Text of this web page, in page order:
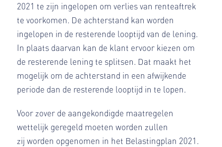
2021 te zijn ingelopen om verlies van renteaftrek
te voorkomen. De achterstand kan worden
ingelopen in de resterende looptijd van de lening.
In plaats daarvan kan de klant ervoor kiezen om
de resterende lening te splitsen. Dat maakt het
mogelijk om de achterstand in een afwijkende
periode dan de resterende looptijd in te lopen.
Voor zover de aangekondigde maatregelen
wettelijk geregeld moeten worden zullen
zij worden opgenomen in het Belastingplan 2021.